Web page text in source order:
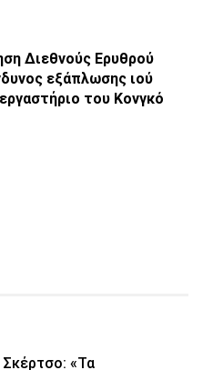
Διεθνούς Ερυθρού
εξάπλωσης ιού
του Κονγκό
«Τα